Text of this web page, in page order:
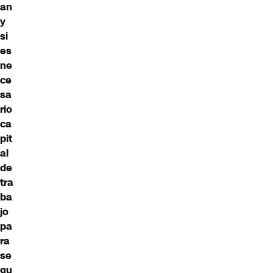
an
y
si
es
ne
ce
sa
rio
ca
pit
al
de
tra
ba
jo
pa
ra
se
gu